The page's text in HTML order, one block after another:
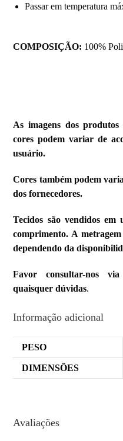
Passar em temperatura
COMPOSIÇÃO: 100%
As imagens dos
cores podem variar de
usuário.
Cores também podem
dos fornecedores.
Tecidos são vendidos em
comprimento. A
dependendo da
Favor consultar-nos
quaisquer dúvidas.
Informação adicional
PESO
DIMENSÕES
Avaliações